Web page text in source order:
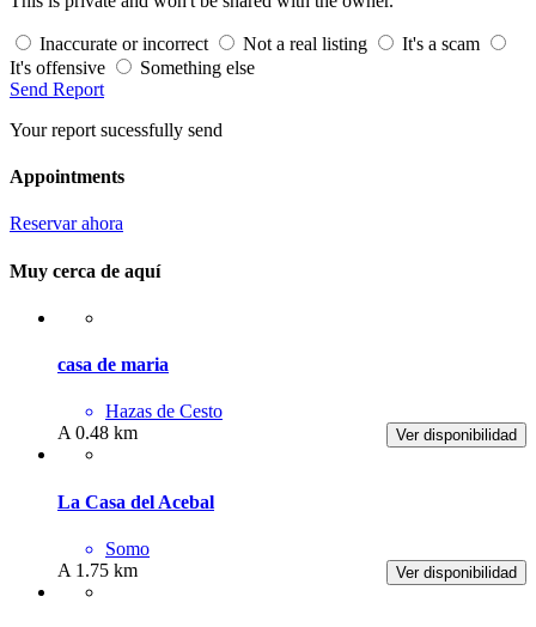
Inaccurate or incorrect Not a real listing
It's a scam
It's offensive
Something else
Send Report
Your report sucessfully send
Appointments
Reservar ahora
Muy cerca de aquí
casa de maria
Hazas de Cesto
Ver disponibilidad
A 0.48 km
La Casa del Acebal
Somo
Ver disponibilidad
A 1.75 km